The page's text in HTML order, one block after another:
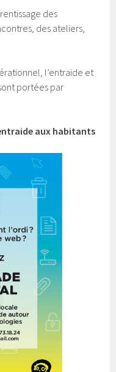
des
des ateliers,
l’entraide et
portées par
aux habitants